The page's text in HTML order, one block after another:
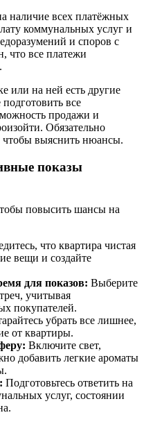
наличие всех платёжных
коммунальных услуг и
и споров с
что все платежи
или на ней есть другие
все
продажи и
Обязательно
чтобы выяснить нюансы.
показы
повысить шансы на
что квартира чистая
вещи и создайте
для показов: Выберите
учитывая
покупателей.
убрать все лишнее,
от квартиры.
Включите свет,
добавить легкие ароматы
Подготовьтесь ответить на
услуг, состоянии